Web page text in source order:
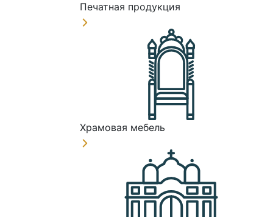
Печатная продукция
Храмовая мебель